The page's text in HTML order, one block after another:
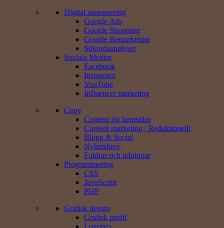
Digital annonsering
Google Ads
Google Shopping
Google Remarketing
Sökords­analyser
Sociala Medier
Facebook
Instagram
YouTube
Influencer marketing
Copy
Content för hemsidor
Content marketing / Redaktionellt
Blogg & Social
Nyhetsbrev
Foldrar och tidningar
Programmering
CSS
JavaScript
PHP
Grafisk design
Grafisk profil
Logotyp